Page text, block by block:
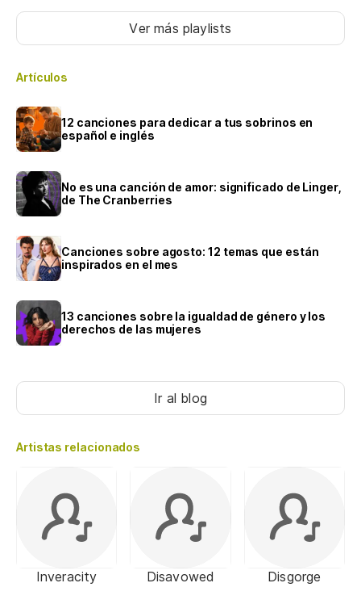
Ver más playlists
Artículos
12 canciones para dedicar a tus sobrinos en
español e inglés
No es una canción de amor: significado de Linger,
de The Cranberries
Canciones sobre agosto: 12 temas que están
inspirados en el mes
13 canciones sobre la igualdad de género y los
derechos de las mujeres
Ir al blog
Artistas relacionados
Inveracity Disavowed Disgorge